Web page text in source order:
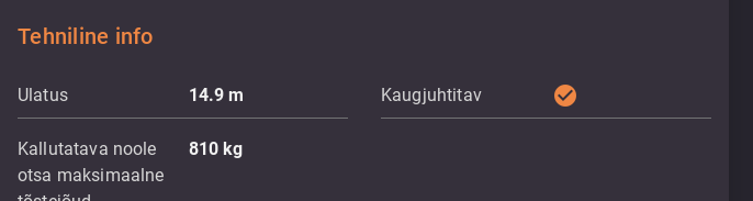
Tehniline info
Ulatus 14.9m Kaugjuhtitav check_circle
Kallutatava noole
otsa maksimaalne
810kg